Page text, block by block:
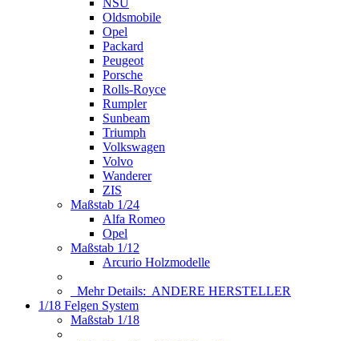
NSU
Oldsmobile
Opel
Packard
Peugeot
Porsche
Rolls-Royce
Rumpler
Sunbeam
Triumph
Volkswagen
Volvo
Wanderer
ZIS
Maßstab 1/24
Alfa Romeo
Opel
Maßstab 1/12
Arcurio Holzmodelle
Mehr Details: ANDERE HERSTELLER
1/18 Felgen System
Maßstab 1/18